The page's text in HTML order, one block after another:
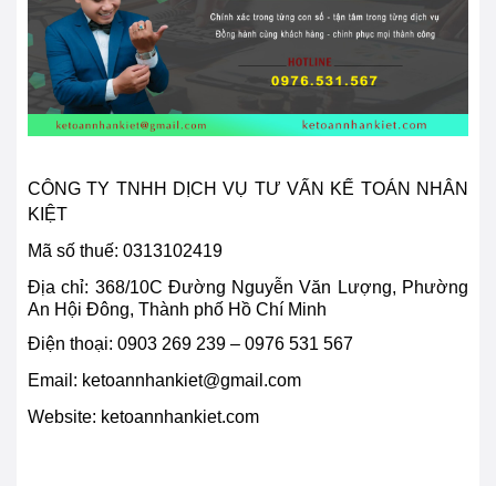
CÔNG TY TNHH DỊCH VỤ TƯ VẤN KẾ TOÁN NHÂN
KIỆT
Mã số thuế: 0313102419
Địa chỉ: 368/10C Đường Nguyễn Văn Lượng, Phường
An Hội Đông, Thành phố Hồ Chí Minh
Điện thoại: 0903 269 239 – 0976 531 567
Email: ketoannhankiet@gmail.com
Website: ketoannhankiet.com